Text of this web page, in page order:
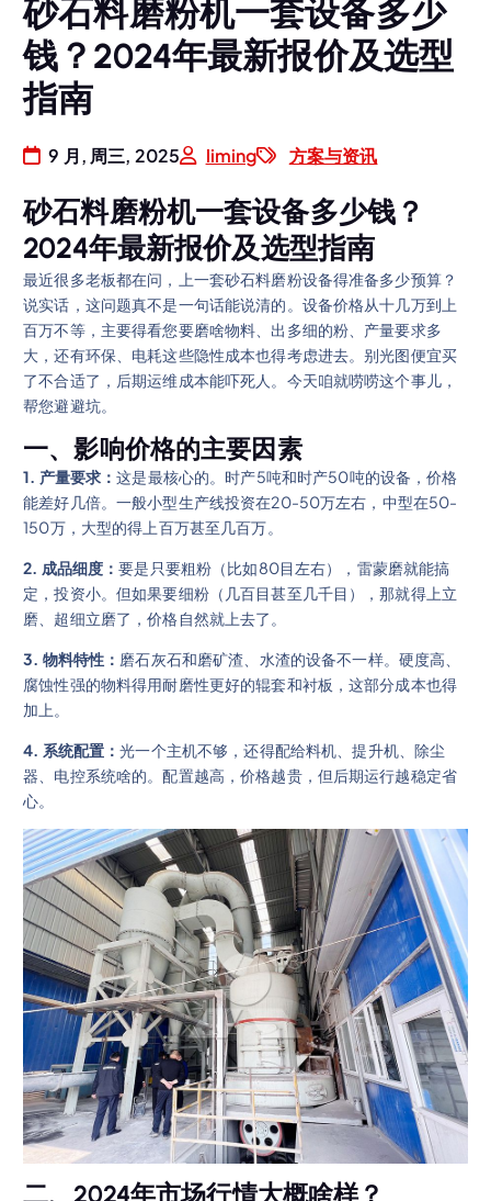
砂石料磨粉机一套设备多少
钱？2024年最新报价及选型
指南
9 月, 周三, 2025 liming 方案与资讯
砂石料磨粉机一套设备多少钱？
2024年最新报价及选型指南
最近很多老板都在问，上一套砂石料磨粉设备得准备多少预算？
说实话，这问题真不是一句话能说清的。设备价格从十几万到上
百万不等，主要得看您要磨啥物料、出多细的粉、产量要求多
大，还有环保、电耗这些隐性成本也得考虑进去。别光图便宜买
了不合适了，后期运维成本能吓死人。今天咱就唠唠这个事儿，
帮您避避坑。
一、影响价格的主要因素
1. 产量要求：这是最核心的。时产5吨和时产50吨的设备，价格
能差好几倍。一般小型生产线投资在20-50万左右，中型在50-
150万，大型的得上百万甚至几百万。
2. 成品细度：要是只要粗粉（比如80目左右），雷蒙磨就能搞
定，投资小。但如果要细粉（几百目甚至几千目），那就得上立
磨、超细立磨了，价格自然就上去了。
3. 物料特性： 磨石灰石和磨矿渣、水渣的设备不一样。硬度高、
腐蚀性强的物料得用耐磨性更好的辊套和衬板，这部分成本也得
加上。
4. 系统配置：光一个主机不够，还得配给料机、提升机、除尘
器、电控系统啥的。配置越高，价格越贵，但后期运行越稳定省
心。
二、2024年市场行情大概啥样？